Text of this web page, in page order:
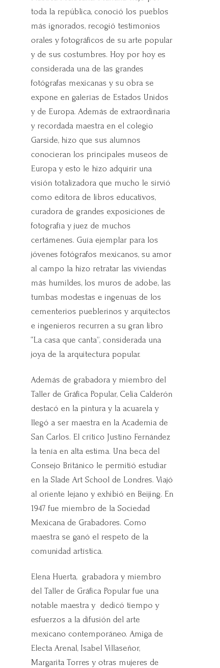
toda la república, conoció los pueblos
más ignorados, recogió testimonios
orales y fotográficos de su arte popular
y de sus costumbres. Hoy por hoy es
considerada una de las grandes
fotógrafas mexicanas y su obra se
expone en galerías de Estados Unidos
y de Europa. Además de extraordinaria
y recordada maestra en el colegio
Garside, hizo que sus alumnos
conocieran los principales museos de
Europa y esto le hizo adquirir una
visión totalizadora que mucho le sirvió
como editora de libros educativos,
curadora de grandes exposiciones de
fotografía y juez de muchos
certámenes. Guía ejemplar para los
jóvenes fotógrafos mexicanos, su amor
al campo la hizo retratar las viviendas
más humildes, los muros de adobe, las
tumbas modestas e ingenuas de los
cementerios pueblerinos y arquitectos
e ingenieros recurren a su gran libro
“La casa que canta”, considerada una
joya de la arquitectura popular.
Además de grabadora y miembro del
Taller de Gráfica Popular, Celia Calderón
destacó en la pintura y la acuarela y
llegó a ser maestra en la Academia de
San Carlos. El crítico Justino Fernández
la tenía en alta estima. Una beca del
Consejo Británico le permitió estudiar
en la Slade Art School de Londres. Viajó
al oriente lejano y exhibió en Beijing. En
1947 fue miembro de la Sociedad
Mexicana de Grabadores. Como
maestra se ganó el respeto de la
comunidad artística.
Elena Huerta, grabadora y miembro
del Taller de Gráfica Popular fue una
notable maestra y dedicó tiempo y
esfuerzos a la difusión del arte
mexicano contemporáneo. Amiga de
Electa Arenal, Isabel Villaseñor,
Margarita Torres y otras mujeres de